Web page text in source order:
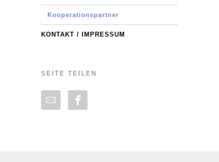
Kooperationspartner
KONTAKT / IMPRESSUM
SEITE TEILEN